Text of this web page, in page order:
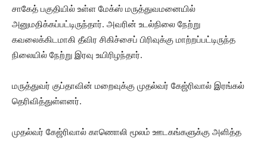
சாகேத் பகுதியில் உள்ள மேக்ஸ் மருத்துவமனையில்
அனுமதிக்கப்பட்டிருந்தார். அவரின் உடல்நிலை நேற்று
கவலைக்கிடமாகி தீவிர சிகிச்சைப் பிரிவுக்கு மாற்றப்பட்டிருந்த
நிலையில் நேற்று இரவு உயிரிழந்தார்.
மருத்துவர் குப்தாவின் மறைவுக்கு முதல்வர் கேஜ்ரிவால் இரங்கல்
தெரிவித்துள்ளனர்.
முதல்வர் கேஜ்ரிவால் காணொலி மூலம் ஊடகங்களுக்கு அளித்த